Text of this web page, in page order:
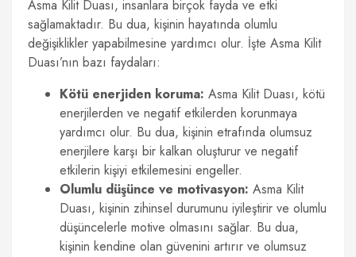
Asma Kilit Duası, insanlara birçok fayda ve etki
sağlamaktadır. Bu dua, kişinin hayatında olumlu
değişiklikler yapabilmesine yardımcı olur. İşte Asma Kilit
Duası’nın bazı faydaları:
Kötü enerjiden koruma: Asma Kilit Duası, kötü
enerjilerden ve negatif etkilerden korunmaya
yardımcı olur. Bu dua, kişinin etrafında olumsuz
enerjilere karşı bir kalkan oluşturur ve negatif
etkilerin kişiyi etkilemesini engeller.
Olumlu düşünce ve motivasyon: Asma Kilit
Duası, kişinin zihinsel durumunu iyileştirir ve olumlu
düşüncelerle motive olmasını sağlar. Bu dua,
kişinin kendine olan güvenini artırır ve olumsuz